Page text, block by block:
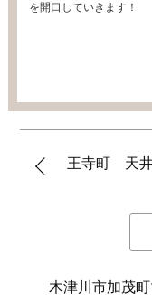
を開口していきます！
王寺町 天
木津川市加茂